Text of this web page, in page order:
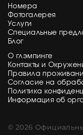
Номера
Фотогалерея
Услуги
Специальные
Блог
О глэмпинге
Контакты и
Правила
Согласие на
Политика
Информация об
© 2026